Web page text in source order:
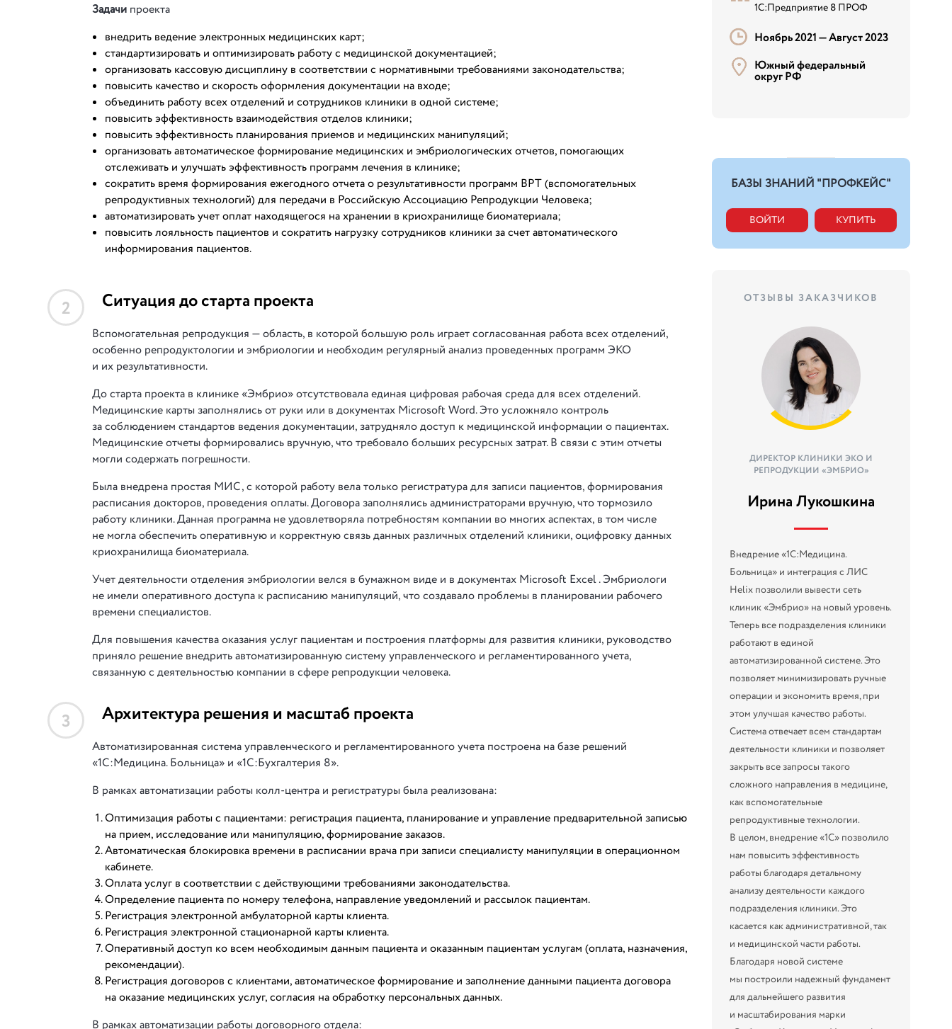
Задачи проекта
внедрить ведение электронных медицинских карт;
стандартизировать и оптимизировать работу с медицинской документацией;
организовать кассовую дисциплину в соответствии с нормативными требованиями законодательства;
повысить качество и скорость оформления документации на входе;
объединить работу всех отделений и сотрудников клиники в одной системе;
повысить эффективность взаимодействия отделов клиники;
повысить эффективность планирования приемов и медицинских манипуляций;
организовать автоматическое формирование медицинских и эмбриологических отчетов, помогающих
отслеживать и улучшать эффективность программ лечения в клинике;
сократить время формирования ежегодного отчета о результативности программ ВРТ (вспомогательных
репродуктивных технологий) для передачи в Российскую Ассоциацию Репродукции Человека;
автоматизировать учет оплат находящегося на хранении в криохранилище биоматериала;
повысить лояльность пациентов и сократить нагрузку сотрудников клиники за счет автоматического
информирования пациентов.
2 Ситуация до старта проекта
Вспомогательная репродукция — область, в которой большую роль играет согласованная работа всех отделений,
особенно репродуктологии и эмбриологии и необходим регулярный анализ проведенных программ ЭКО
и их результативности.
До старта проекта в клинике «Эмбрио» отсутствовала единая цифровая рабочая среда для всех отделений.
Медицинские карты заполнялись от руки или в документах Microsoft Word. Это усложняло контроль
за соблюдением стандартов ведения документации, затрудняло доступ к медицинской информации о пациентах.
Медицинские отчеты формировались вручную, что требовало больших ресурсных затрат. В связи с этим отчеты
могли содержать погрешности.
Была внедрена простая МИС, с которой работу вела только регистратура для записи пациентов, формирования
расписания докторов, проведения оплаты. Договора заполнялись администраторами вручную, что тормозило
работу клиники. Данная программа не удовлетворяла потребностям компании во многих аспектах, в том числе
не могла обеспечить оперативную и корректную связь данных различных отделений клиники, оцифровку данных
криохранилища биоматериала.
Учет деятельности отделения эмбриологии велся в бумажном виде и в документах Microsoft Excel . Эмбриологи
не имели оперативного доступа к расписанию манипуляций, что создавало проблемы в планировании рабочего
времени специалистов.
Для повышения качества оказания услуг пациентам и построения платформы для развития клиники, руководство
приняло решение внедрить автоматизированную систему управленческого и регламентированного учета,
связанную с деятельностью компании в сфере репродукции человека.
3 Архитектура решения и масштаб проекта
Автоматизированная система управленческого и регламентированного учета построена на базе решений
«1С:Медицина. Больница» и «1С:Бухгалтерия 8».
В рамках автоматизации работы колл-центра и регистратуры была реализована:
Оптимизация работы с пациентами: регистрация пациента, планирование и управление предварительной записью
на прием, исследование или манипуляцию, формирование заказов.
Автоматическая блокировка времени в расписании врача при записи специалисту манипуляции в операционном
кабинете.
Оплата услуг в соответствии с действующими требованиями законодательства.
Определение пациента по номеру телефона, направление уведомлений и рассылок пациентам.
Регистрация электронной амбулаторной карты клиента.
Регистрация электронной стационарной карты клиента.
Оперативный доступ ко всем необходимым данным пациента и оказанным пациентам услугам (оплата, назначения,
рекомендации).
Регистрация договоров с клиентами, автоматическое формирование и заполнение данными пациента договора
на оказание медицинских услуг, согласия на обработку персональных данных.
В рамках автоматизации работы договорного отдела:
1С:Предприятие 8 ПРОФ
Ноябрь 2021 —Август 2023
Южный федеральный
округ РФ
БАЗЫ ЗНАНИЙ "ПРОФКЕЙС"
ВОЙТИ КУПИТЬ
ОТЗЫВЫ ЗАКАЗЧИКОВ
ДИРЕКТОР КЛИНИКИ ЭКО И
РЕПРОДУКЦИИ «ЭМБРИО»
Ирина Лукошкина
Внедрение «1С:Медицина.
Больница» и интеграция с ЛИС
Helix позволили вывести сеть
клиник «Эмбрио» на новый уровень.
Теперь все подразделения клиники
работают в единой
автоматизированной системе. Это
позволяет минимизировать ручные
операции и экономить время, при
этом улучшая качество работы.
Система отвечает всем стандартам
деятельности клиники и позволяет
закрыть все запросы такого
сложного направления в медицине,
как вспомогательные
репродуктивные технологии.
В целом, внедрение «1С» позволило
нам повысить эффективность
работы благодаря детальному
анализу деятельности каждого
подразделения клиники. Это
касается как административной, так
и медицинской части работы.
Благодаря новой системе
мы построили надежный фундамент
для дальнейшего развития
и масштабирования марки